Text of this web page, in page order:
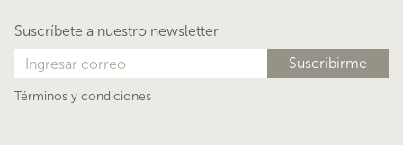
Nosotros
Blog
Suscríbete a nuestro newsletter
Términos y condiciones